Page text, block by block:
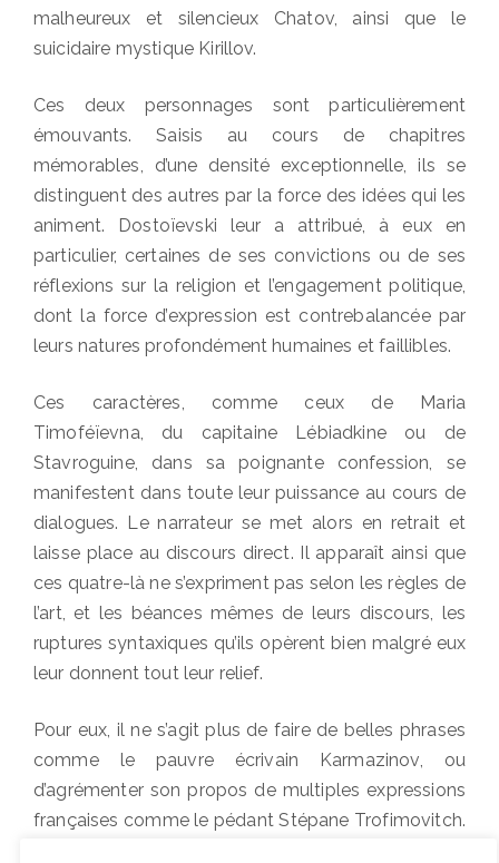
malheureux et silencieux Chatov, ainsi que le
suicidaire mystique Kirillov.
Ces deux personnages sont particulièrement
émouvants. Saisis au cours de chapitres
mémorables, d’une densité exceptionnelle, ils se
distinguent des autres par la force des idées qui les
animent. Dostoïevski leur a attribué, à eux en
particulier, certaines de ses convictions ou de ses
réflexions sur la religion et l’engagement politique,
dont la force d’expression est contrebalancée par
leurs natures profondément humaines et faillibles.
Ces caractères, comme ceux de Maria
Timoféïevna, du capitaine Lébiadkine ou de
Stavroguine, dans sa poignante confession, se
manifestent dans toute leur puissance au cours de
dialogues. Le narrateur se met alors en retrait et
laisse place au discours direct. Il apparaît ainsi que
ces quatre-là ne s’expriment pas selon les règles de
l’art, et les béances mêmes de leurs discours, les
ruptures syntaxiques qu’ils opèrent bien malgré eux
leur donnent tout leur relief.
Pour eux, il ne s’agit plus de faire de belles phrases
comme le pauvre écrivain Karmazinov, ou
d’agrémenter son propos de multiples expressions
françaises comme le pédant Stépane Trofimovitch.